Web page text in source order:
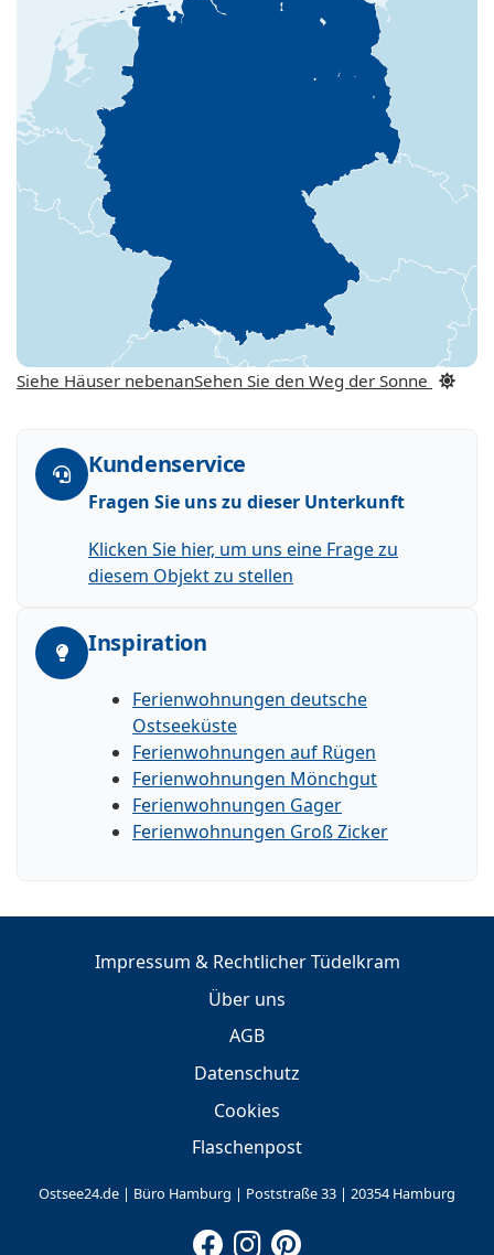
Siehe Häuser nebenanSehen Sie den Weg der Sonne
Kundenservice
Fragen Sie uns zu dieser Unterkunft
Klicken Sie hier, um uns eine Frage zu
diesem Objekt zu stellen
Inspiration
Ferienwohnungen deutsche
Ostseeküste
Ferienwohnungen auf Rügen
Ferienwohnungen Mönchgut
Ferienwohnungen Gager
Ferienwohnungen Groß Zicker
Impressum & Rechtlicher Tüdelkram
Über uns
AGB
Datenschutz
Cookies
Flaschenpost
Ostsee24.de | Büro Hamburg | Poststraße 33 | 20354 Hamburg